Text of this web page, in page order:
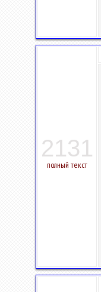
2131
полный текст